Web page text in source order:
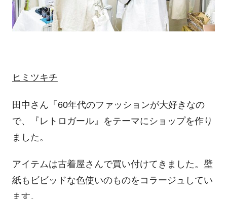
ヒミツキチ
田中さん「60年代のファッションが大好きなの
で、『レトロガール』をテーマにショップを作り
ました。
アイテムは古着屋さんで買い付けてきました。壁
紙もビビッドな色使いのものをコラージュしてい
ます。